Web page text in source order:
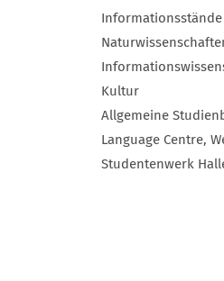
Kultur
Allgemeine
Language Centre,
Studentenwerk